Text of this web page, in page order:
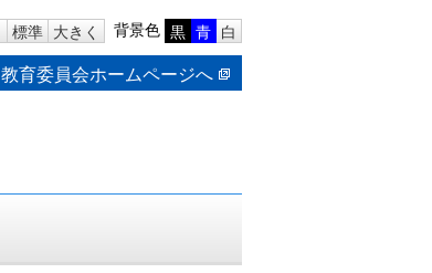
標準 大きく 背景色 黒 青 白
教育委員会ホームページへ